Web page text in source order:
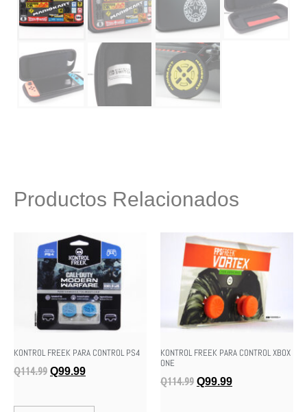
Productos Relacionados
KONTROL FREEK PARA CONTROL PS4
Q114.99 Q99.99
KONTROL FREEK PARA CONTROL XBOX
ONE
Q114.99 Q99.99